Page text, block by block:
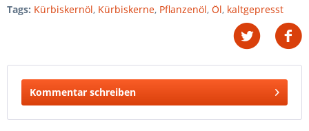
Tags: Kürbiskernöl, Kürbiskerne, Pflanzenöl, Öl, kaltgepresst
Kommentar schreiben